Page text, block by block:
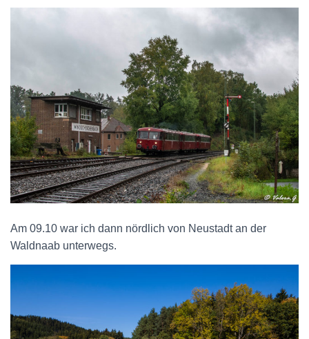
Am 09.10 war ich dann nördlich von Neustadt an der
Waldnaab unterwegs.